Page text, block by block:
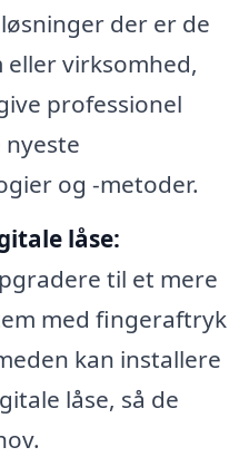
der er de
virksomhed,
professionel
og -metoder.
låse:
til et mere
med fingeraftryk
kan installere
låse, så de